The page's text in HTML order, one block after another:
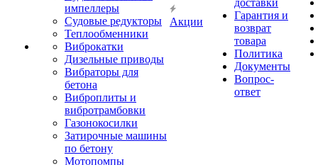
импеллеры
Судовые редукторы
Теплообменники
Виброкатки
Дизельные приводы
Вибраторы для
бетона
Виброплиты и
вибротрамбовки
Газонокосилки
Затирочные машины
по бетону
Мотопомпы
Акции
доставки
Гарантия и
возврат
товара
Политика
Документы
Вопрос-
ответ